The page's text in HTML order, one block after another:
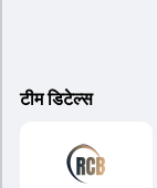
टीम डिटेल्स